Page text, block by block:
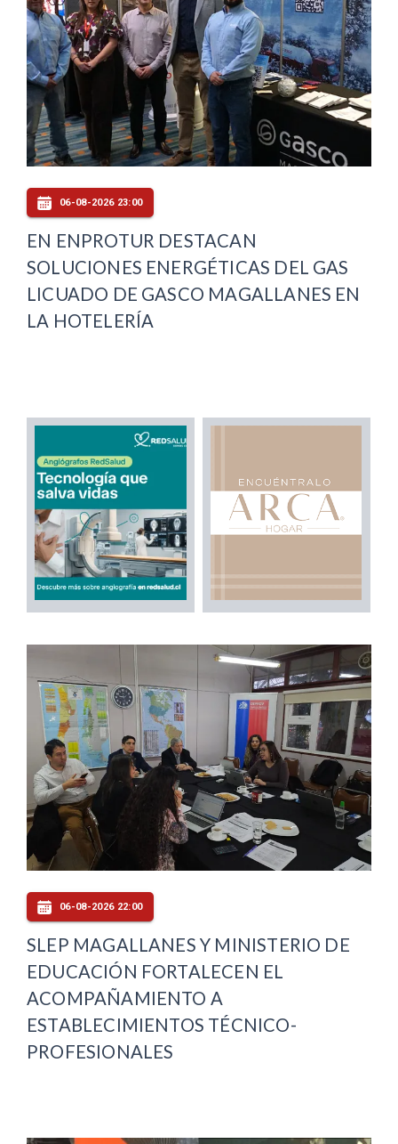
06-08-2026 23:00
EN ENPROTUR DESTACAN
SOLUCIONES ENERGÉTICAS DEL GAS
LICUADO DE GASCO MAGALLANES EN
LA HOTELERÍA
06-08-2026 22:00
SLEP MAGALLANES Y MINISTERIO DE
EDUCACIÓN FORTALECEN EL
ACOMPAÑAMIENTO A
ESTABLECIMIENTOS TÉCNICO-
PROFESIONALES